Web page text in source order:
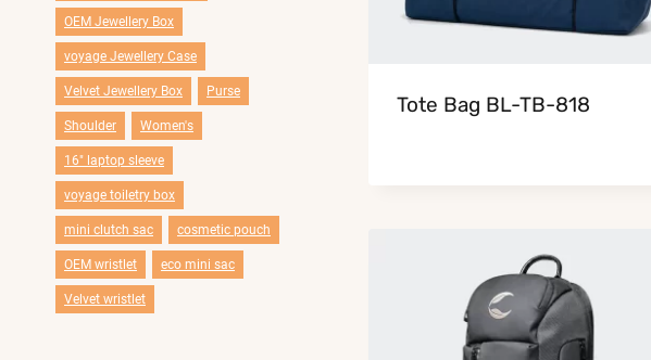
Tote Bag BL-TB-818
OEM Jewellery Box
voyage Jewellery Case
Velvet Jewellery Box Purse
Shoulder Women's
16" laptop sleeve
voyage toiletry box
mini clutch sac cosmetic pouch
OEM wristlet eco mini sac
Velvet wristlet